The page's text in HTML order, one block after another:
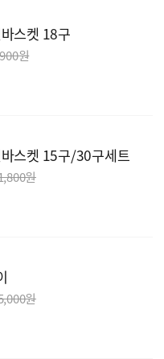
스켓 18구
원
스켓 15구/30구세트
원
원